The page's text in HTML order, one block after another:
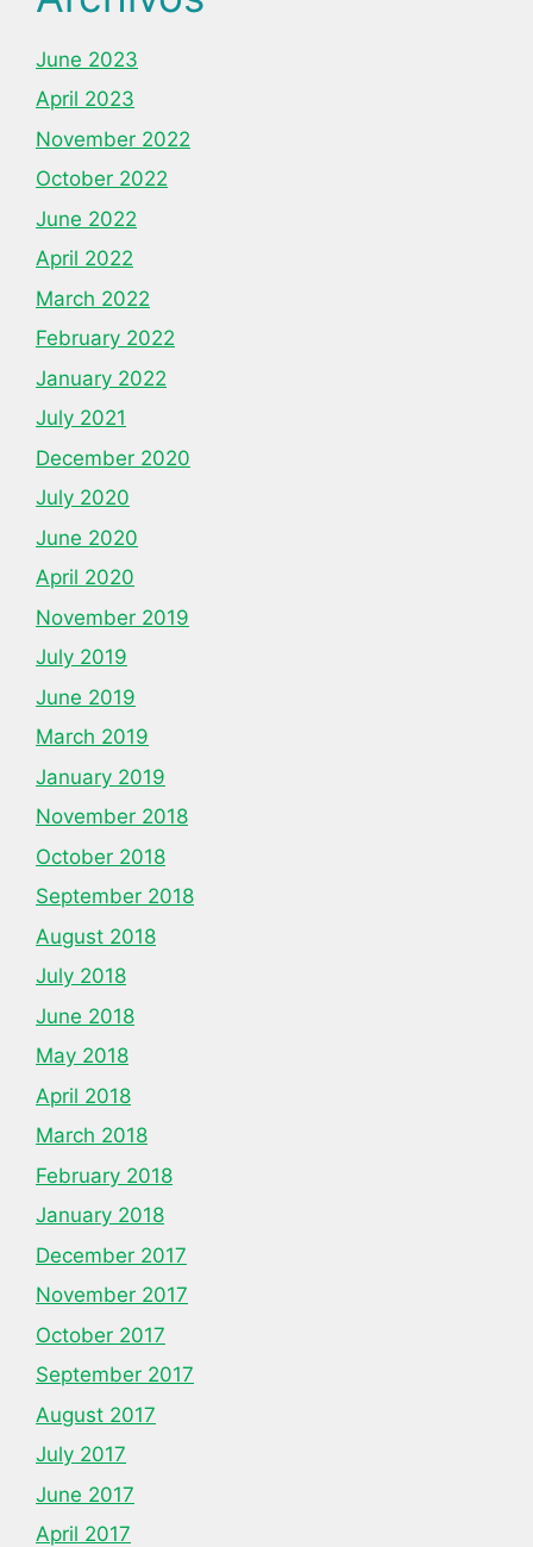
June 2023
April 2023
November 2022
October 2022
June 2022
April 2022
March 2022
February 2022
January 2022
July 2021
December 2020
July 2020
June 2020
April 2020
November 2019
July 2019
June 2019
March 2019
January 2019
November 2018
October 2018
September 2018
August 2018
July 2018
June 2018
May 2018
April 2018
March 2018
February 2018
January 2018
December 2017
November 2017
October 2017
September 2017
August 2017
July 2017
June 2017
April 2017